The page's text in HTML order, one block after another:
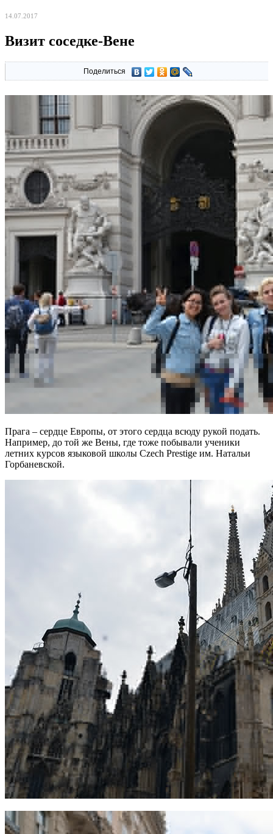
14.07.2017
Визит соседке-Вене
Поделиться
Прага – сердце Европы, от этого сердца всюду рукой подать.
Например, до той же Вены, где тоже побывали ученики
летних курсов языковой школы Czech Prestige им. Натальи
Горбаневской.